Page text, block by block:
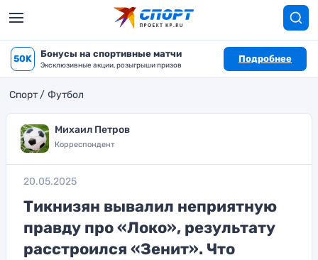
50K Бонусы на спортивные матчи
Эксклюзивные акции, розыгрыши призов
Подробнее
Спорт Футбол
Михаил Петров
Корреспондент
20.05.2025
Тикнизян вывалил неприятную
правду про «Локо», результату
расстроился «Зенит». Что